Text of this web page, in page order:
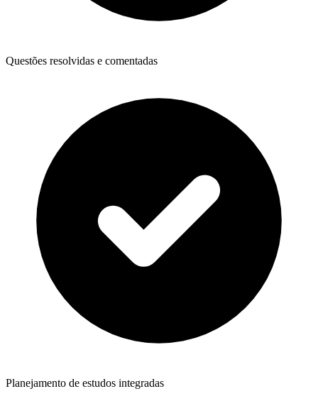
Questões resolvidas e comentadas
Planejamento de estudos integradas